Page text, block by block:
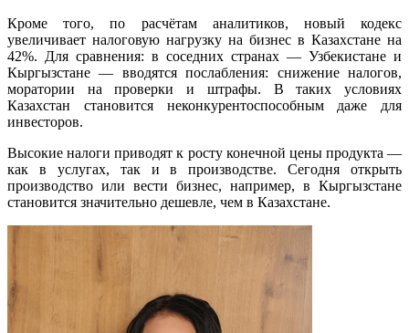
Кроме того, по расчётам аналитиков, новый кодекс
увеличивает налоговую нагрузку на бизнес в Казахстане на
42%. Для сравнения: в соседних странах — Узбекистане и
Кыргызстане — вводятся послабления: снижение налогов,
моратории на проверки и штрафы. В таких условиях
Казахстан становится неконкурентоспособным даже для
инвесторов.
Высокие налоги приводят к росту конечной цены продукта —
как в услугах, так и в производстве. Сегодня открыть
производство или вести бизнес, например, в Кыргызстане
становится значительно дешевле, чем в Казахстане.